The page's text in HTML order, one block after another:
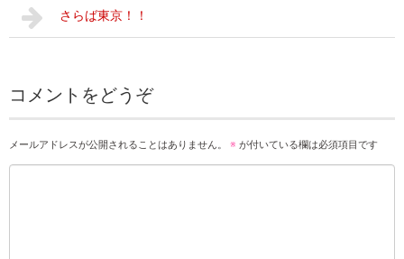
さらば東京！！
コメントをどうぞ
メールアドレスが公開されることはありません。 ※ が付いている欄は必須項目です